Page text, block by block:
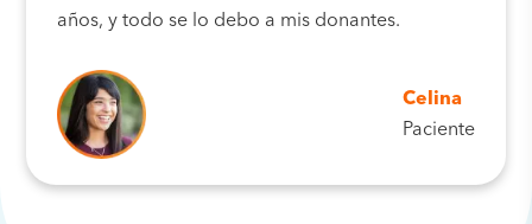
años, y todo se lo debo a mis donantes.
Celina
Paciente